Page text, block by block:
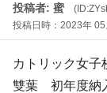
投稿者: 蜜
投稿日時：2023年
カトリック女
雙葉 初年度納